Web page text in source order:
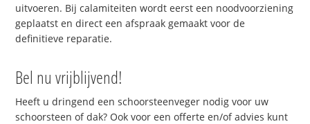
uitvoeren. Bij calamiteiten wordt eerst een noodvoorziening
geplaatst en direct een afspraak gemaakt voor de
definitieve reparatie.
Bel nu vrijblijvend!
Heeft u dringend een schoorsteenveger nodig voor uw
schoorsteen of dak? Ook voor een offerte en/of advies kunt